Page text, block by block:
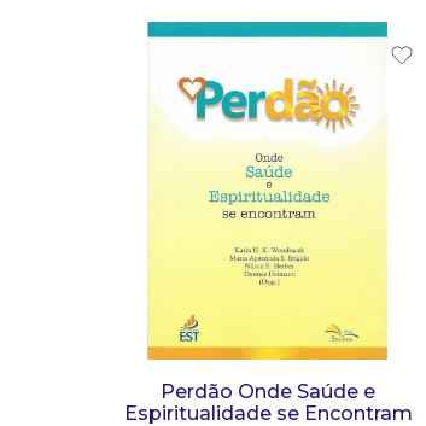
Perdão Onde Saúde e
Espiritualidade se Encontram